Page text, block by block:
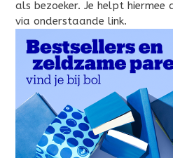
als bezoeker. Je helpt
via onderstaande link.